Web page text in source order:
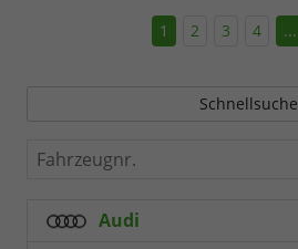
1 2 3 4 ...
Schnellsuche
Fahrzeugnr.
Audi